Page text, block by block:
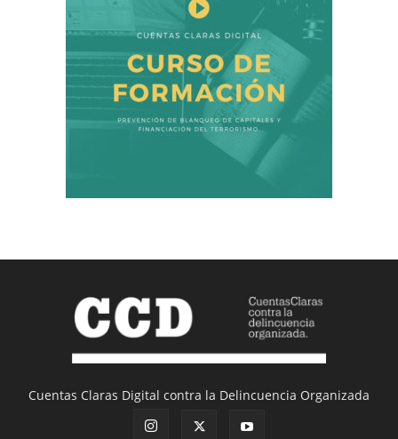
Cuentas Claras Digital contra la Delincuencia Organizada